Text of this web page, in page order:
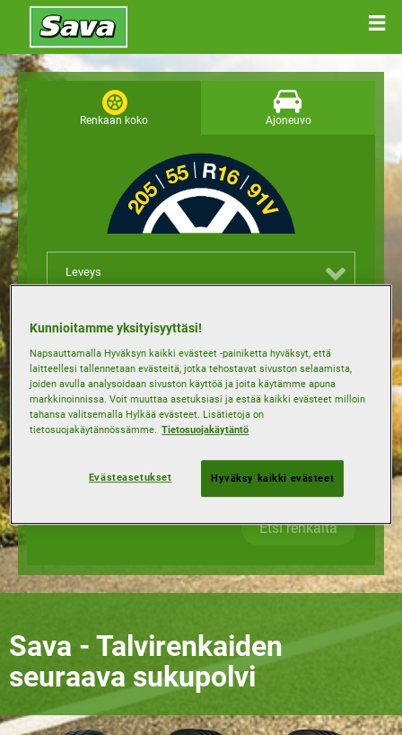
Renkaan koko Ajoneuvo
Leveys
Korkeus
Vanteen koko
Kuormitusluokka
Nopeusluokka
Etsi renkaita
Sava - Talvirenkaiden
seuraava sukupolvi
Kunnioitamme yksityisyyttäsi!
Napsauttamalla Hyväksyn kaikki evästeet -painiketta hyväksyt, että
laitteellesi tallennetaan evästeitä, jotka tehostavat sivuston selaamista,
joiden avulla analysoidaan sivuston käyttöä ja joita käytämme apuna
markkinoinnissa. Voit muuttaa asetuksiasi ja estää kaikki evästeet milloin
tahansa valitsemalla Hylkää evästeet. Lisätietoja on
tietosuojakäytännössämme. Tietosuojakäytäntö
Evästeasetukset Hyväksy kaikki evästeet